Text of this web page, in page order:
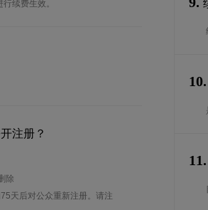
续费生效。
注册？
除
天后对公众重新注册。请注
10.
11.